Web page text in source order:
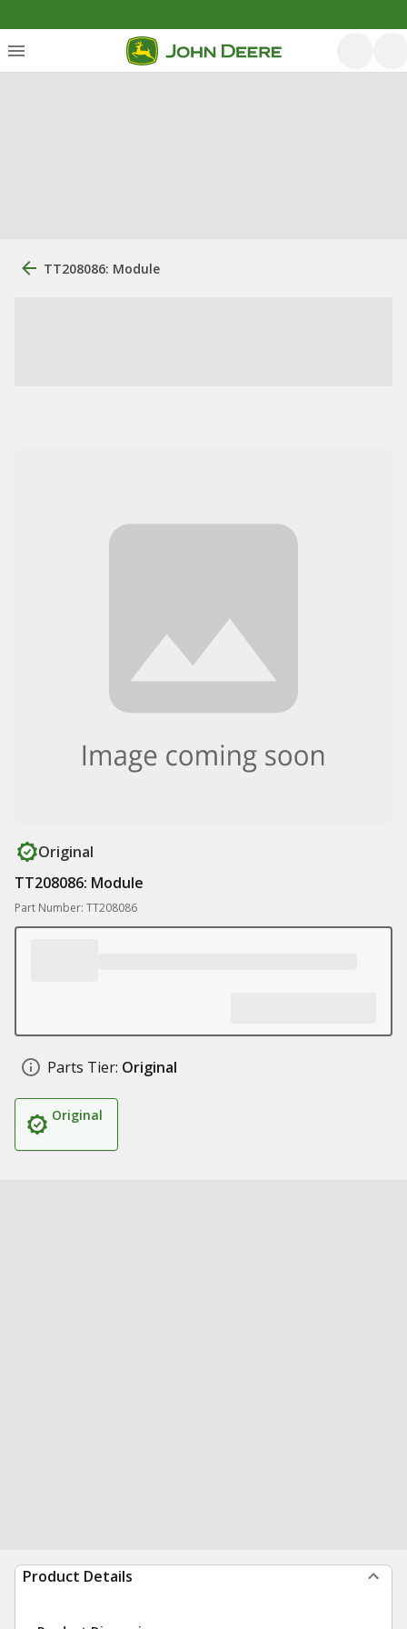
TT208086: Module
Original
TT208086: Module
Part Number: TT208086
Parts Tier: Original
Original
Product Details